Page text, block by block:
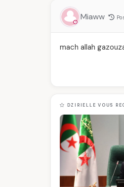
Miaww
mach allah
DZIRIELLE VOUS